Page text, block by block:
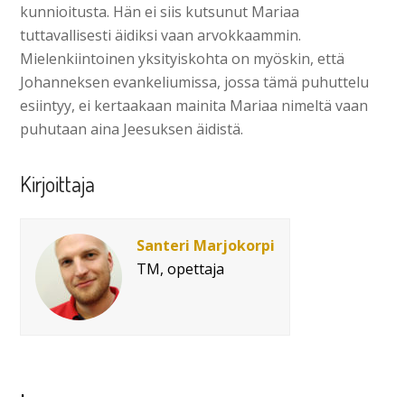
kunnioitusta. Hän ei siis kutsunut Mariaa
tuttavallisesti äidiksi vaan arvokkaammin.
Mielenkiintoinen yksityiskohta on myöskin, että
Johanneksen evankeliumissa, jossa tämä puhuttelu
esiintyy, ei kertaakaan mainita Mariaa nimeltä vaan
puhutaan aina Jeesuksen äidistä.
Kirjoittaja
Santeri Marjokorpi
TM, opettaja